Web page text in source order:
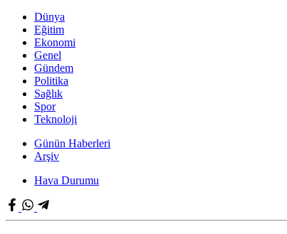
Dünya
Eğitim
Ekonomi
Genel
Gündem
Politika
Sağlık
Spor
Teknoloji
Günün Haberleri
Arşiv
Hava Durumu